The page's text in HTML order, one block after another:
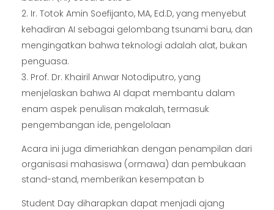
Ir. Totok Amin Soefijanto, MA, Ed.D, yang menyebut
kehadiran AI sebagai gelombang tsunami baru, dan
mengingatkan bahwa teknologi adalah alat, bukan
penguasa.
Prof. Dr. Khairil Anwar Notodiputro, yang
menjelaskan bahwa AI dapat membantu dalam
enam aspek penulisan makalah, termasuk
pengembangan ide, pengelolaan
Acara ini juga dimeriahkan dengan penampilan dari
organisasi mahasiswa (ormawa) dan pembukaan
stand-stand, memberikan kesempatan b
Student Day diharapkan dapat menjadi ajang